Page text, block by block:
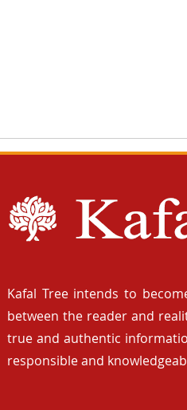
Kafal Tree intends to
between the reader and
true and authentic
responsible and